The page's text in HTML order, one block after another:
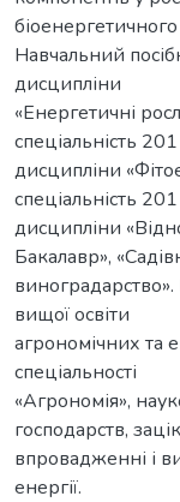
Навчальний
дисципліни
«Енергетичні
спеціальність
дисципліни
спеціальність
дисципліни
Бакалавр»,
вищої освіти
агрономічних та
спеціальності
«Агрономія»,
господарств,
впровадженні і
енергії.